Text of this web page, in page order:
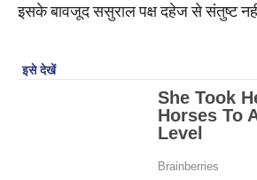
इसके बावजूद ससुराल पक्ष दहेज से संतुष्ट